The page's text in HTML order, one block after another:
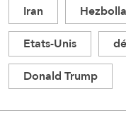
Iran
Etats-Unis
Donald Trump